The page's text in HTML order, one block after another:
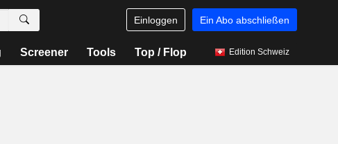
Einloggen Ein Abo abschließen
Screener Tools Top / Flop Edition Schweiz